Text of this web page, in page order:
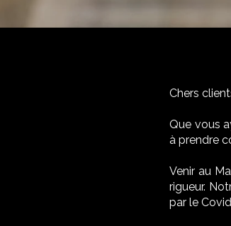
Chers
Que vous
à prendre
Venir au
rigueur.
par le